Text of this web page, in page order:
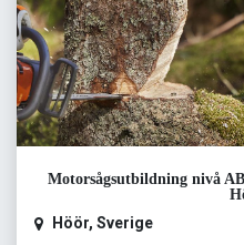
Motorsågsutbildning nivå
Höör, Sverige